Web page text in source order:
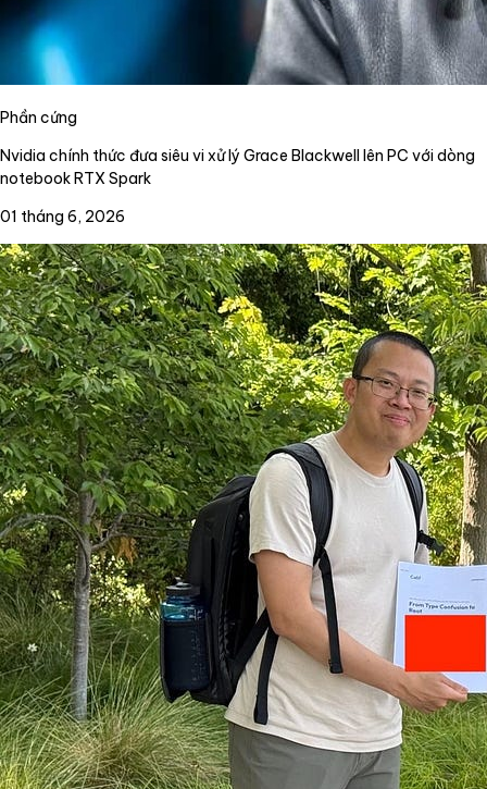
Phần cứng
Nvidia chính thức đưa siêu vi xử lý Grace Blackwell lên PC với dòng
notebook RTX Spark
01 tháng 6, 2026